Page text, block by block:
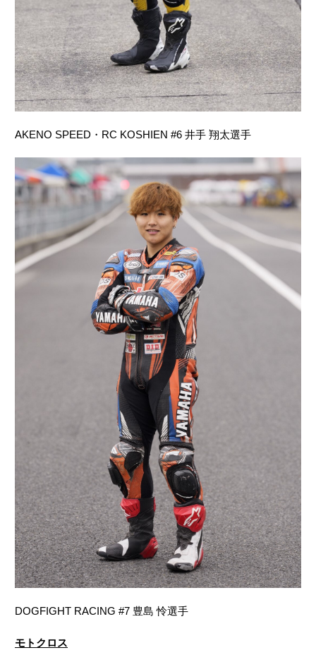
AKENO SPEED・RC KOSHIEN #6 井手 翔太選手
DOGFIGHT RACING #7 豊島 怜選手
モトクロス